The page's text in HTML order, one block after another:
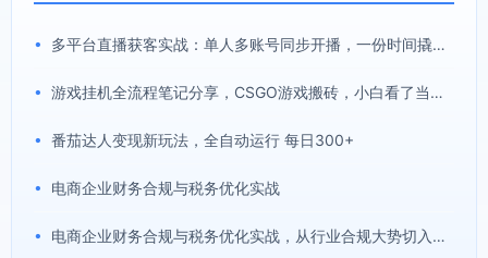
• 多平台直播获客实战：单人多账号同步开播，一份时间撬动多渠道精准流量
• 游戏挂机全流程笔记分享，CSGO游戏搬砖，小白看了当天学会见收益
• 番茄达人变现新玩法，全自动运行 每日300+
• 电商企业财务合规与税务优化实战
• 电商企业财务合规与税务优化实战，从行业合规大势切入，系统梳理增值税、企业所得税、个税等全税种要点